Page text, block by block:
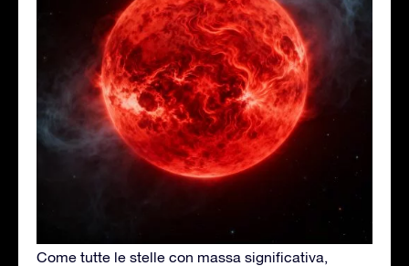
Come tutte le stelle con massa significativa,